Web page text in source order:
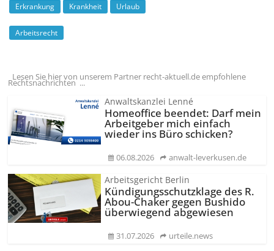
Erkrankung
Krankheit Urlaub
Arbeitsrecht
Lesen Sie hier von unserem Partner recht-aktuell.de empfohlene
Rechtsnachrichten ...
Anwaltskanzlei Lenné
Homeoffice beendet: Darf mein
Arbeitgeber mich einfach
wieder ins Büro schicken?
06.08.2026 anwalt-leverkusen.de
Arbeitsgericht Berlin
Kündigungs­schutzklage des R.
Abou-Chaker gegen Bushido
überwiegend abgewiesen
31.07.2026 urteile.news